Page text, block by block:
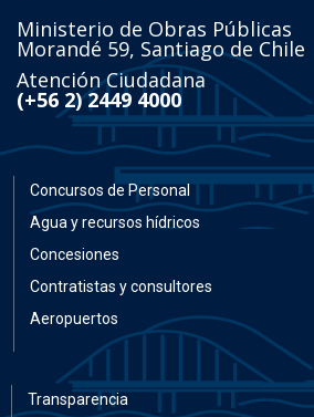
Ministerio de Obras Públicas
Morandé 59, Santiago de Chile
Atención Ciudadana
(+56 2) 2449 4000
Concursos de Personal
Agua y recursos hídricos
Concesiones
Contratistas y consultores
Aeropuertos
Transparencia